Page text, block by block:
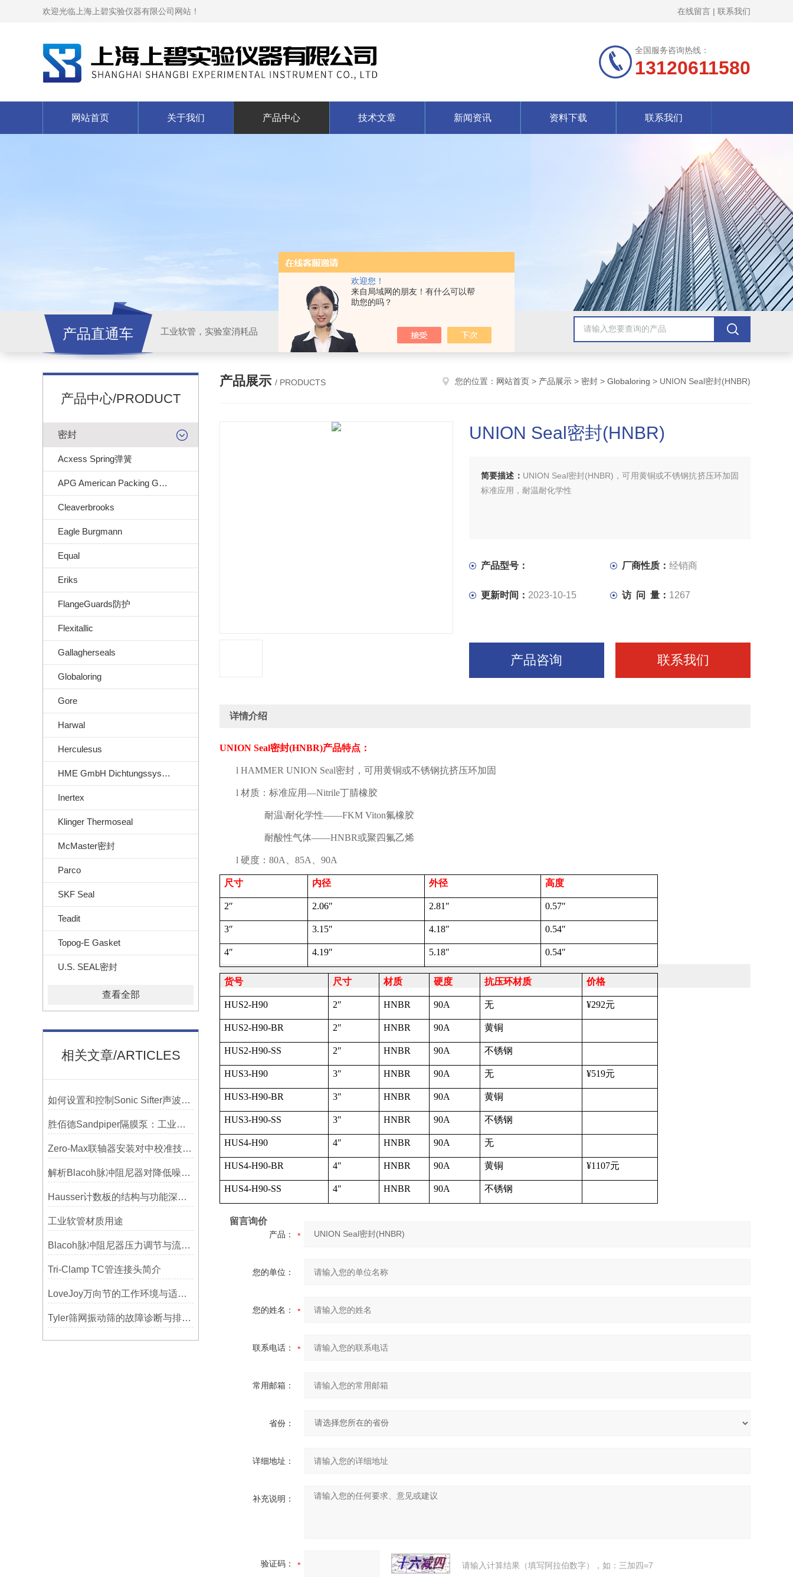
欢迎您！
来自局域网的朋友！有什么可以帮
助您的吗？
欢迎光临上海上碧实验仪器有限公司网站！ 在线留言 | 联系我们
全国服务咨询热线：
13120611580
网站首页 关于我们 产品中心 技术文章 新闻资讯 资料下载 联系我们
产品直通车 工业软管，实验室消耗品
产品中心/PRODUCT
密封
Acxess Spring弹簧
APG American Packing Gasket
Cleaverbrooks
Eagle Burgmann
Equal
Eriks
FlangeGuards防护
Flexitallic
Gallagherseals
Globaloring
Gore
Harwal
Herculesus
HME GmbH Dichtungssysteme
Inertex
Klinger Thermoseal
McMaster密封
Parco
SKF Seal
Teadit
Topog-E Gasket
U.S. SEAL密封
查看全部
相关文章/ARTICLES
如何设置和控制Sonic Sifter声波振动筛的振动频率和振幅？
胜佰德Sandpiper隔膜泵：工业流体输送的可靠动力解决方案
Zero-Max联轴器安装对中校准技巧与常见误差分析
解析Blacoh脉冲阻尼器对降低噪音的显著作用
Hausser计数板的结构与功能深度解析
工业软管材质用途
Blacoh脉冲阻尼器压力调节与流量匹配技巧
Tri-Clamp TC管连接头简介
LoveJoy万向节的工作环境与适用范围
Tyler筛网振动筛的故障诊断与排除方法总结
产品展示 / PRODUCTS 您的位置： 网站首页 > 产品展示 > 密封 > Globaloring > UNION Seal密封(HNBR)
UNION Seal密封(HNBR)
简要描述： UNION Seal密封(HNBR)，可用黄铜或不锈钢抗挤压环加固
标准应用，耐温耐化学性
产品型号： 厂商性质： 经销商
更新时间： 2023-10-15 访 问 量： 1267
产品咨询 联系我们
详情介绍
UNION Seal密封(HNBR)产品特点：
l HAMMER UNION Seal密封，可用黄铜或不锈钢抗挤压环加固
l 材质：标准应用—Nitrile丁腈橡胶
耐温\耐化学性——FKM Viton氟橡胶
耐酸性气体——HNBR或聚四氟乙烯
l 硬度： 80A 85A 90A
尺寸 内径 外径 高度
2″ 2.06″ 2.81 ″ 0.57″
3″ 3.15″ 4.18″ 0.54″
4″ 4.19″ 5.18″ 0.54″
货号 尺寸 材质 硬度 抗压环材质 价格
HUS2-H90 2″ HNBR 90A 无 ¥292元
HUS2-H90-BR 2″ HNBR 90A 黄铜
HUS2-H90-SS 2″ HNBR 90A 不锈钢
HUS3-H90 3″ HNBR 90A 无 ¥519元
HUS3-H90-BR 3″ HNBR 90A 黄铜
HUS3-H90-SS 3″ HNBR 90A 不锈钢
HUS4-H90 4″ HNBR 90A 无
HUS4-H90-BR 4″ HNBR 90A 黄铜 ¥1107元
HUS4-H90-SS 4″ HNBR 90A 不锈钢
留言询价
产品：
您的单位：
您的姓名：
联系电话：
常用邮箱：
省份：
详细地址：
补充说明：
验证码： 请输入计算结果（填写阿拉伯数字），如：三加四=7